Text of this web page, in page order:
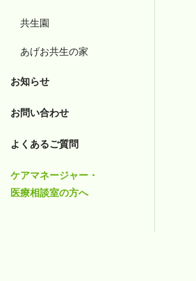
共生園
あげお共生の家
お知らせ
お問い合わせ
よくあるご質問
ケアマネージャー・
医療相談室の方へ